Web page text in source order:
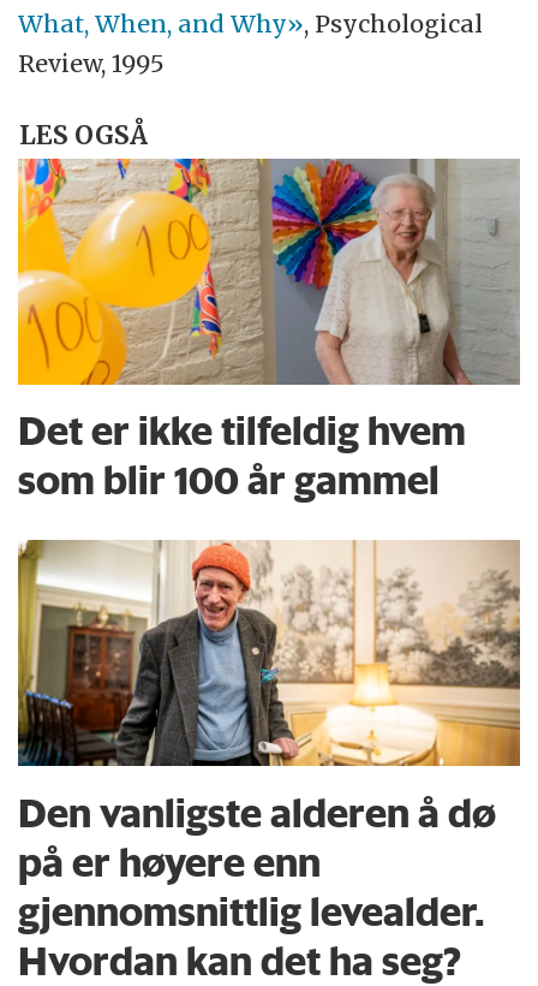
What, When, and Why», Psychological
Review, 1995
LES OGSÅ
Det er ikke tilfeldig hvem
som blir 100 år gammel
Den vanligste alderen å dø
på er høyere enn
gjennomsnittlig levealder.
Hvordan kan det ha seg?